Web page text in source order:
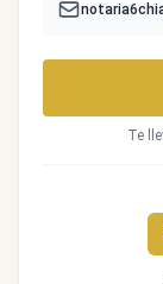
Te